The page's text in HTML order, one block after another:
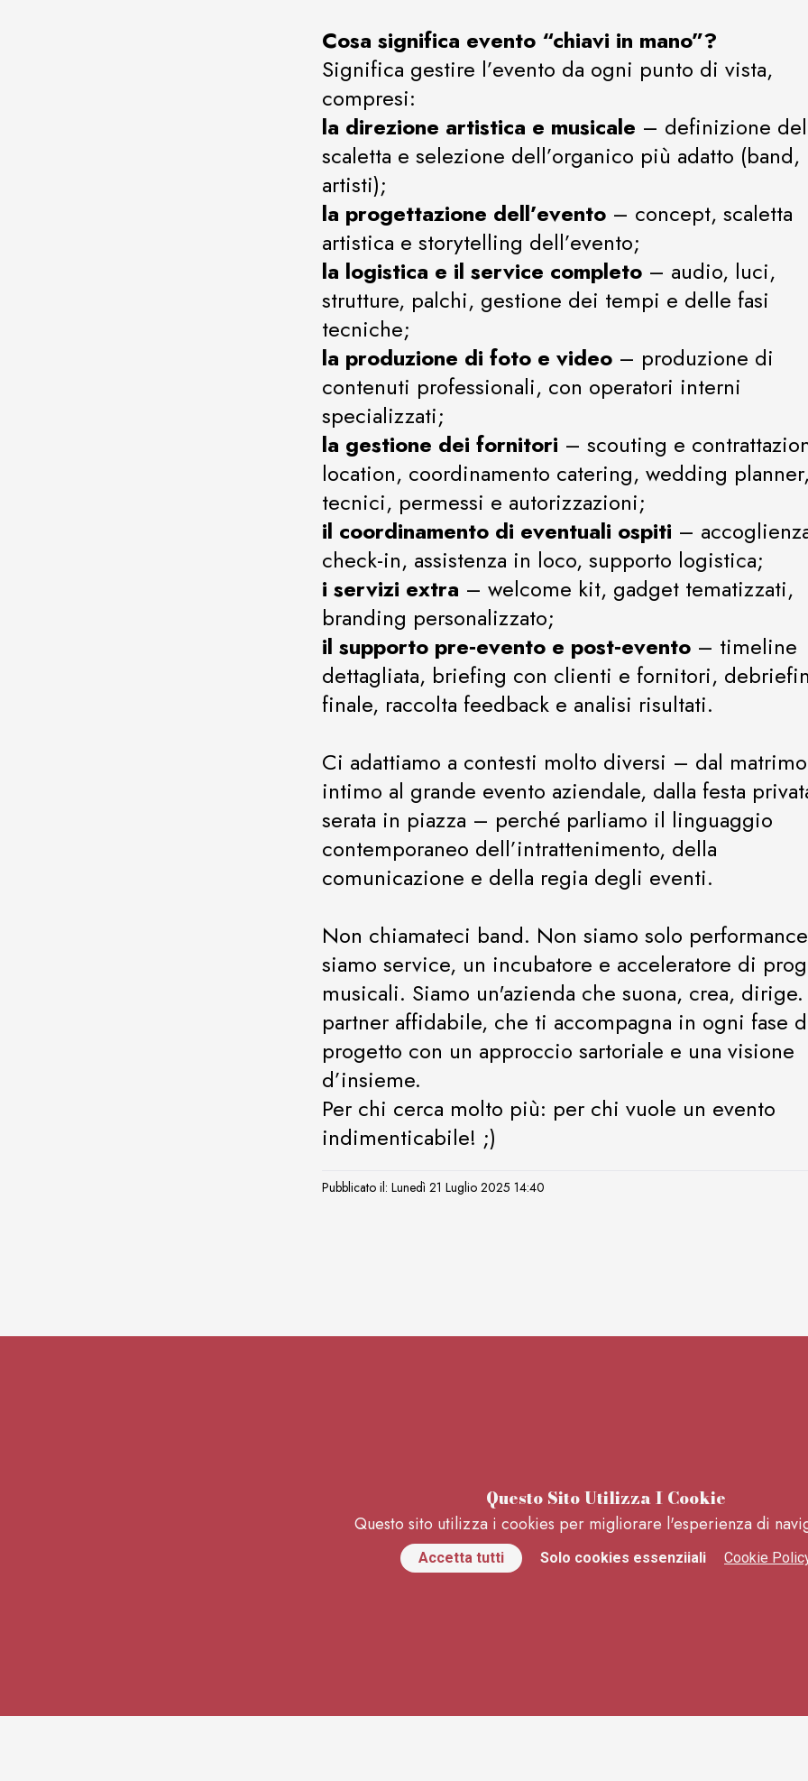
Cosa significa evento “chiavi in mano”?
Significa gestire l’evento da ogni punto di vista,
compresi:
la direzione artistica e musicale – definizione
scaletta e selezione dell’organico più adatto (band,
artisti);
la progettazione dell’evento – concept, scaletta
artistica e storytelling dell’evento;
la logistica e il service completo – audio, luci,
strutture, palchi, gestione dei tempi e delle fasi
tecniche;
la produzione di foto e video – produzione di
contenuti professionali, con operatori interni
specializzati;
la gestione dei fornitori – scouting e
location, coordinamento catering, wedding planner,
tecnici, permessi e autorizzazioni;
il coordinamento di eventuali ospiti –
check-in, assistenza in loco, supporto logistica;
i servizi extra – welcome kit, gadget tematizzati,
branding personalizzato;
il supporto pre‑evento e post‑evento – timeline
dettagliata, briefing con clienti e fornitori,
finale, raccolta feedback e analisi risultati.
Ci adattiamo a contesti molto diversi – dal
intimo al grande evento aziendale, dalla festa
serata in piazza – perché parliamo il linguaggio
contemporaneo dell’intrattenimento, della
comunicazione e della regia degli eventi.
Non chiamateci band. Non siamo solo
siamo service, un incubatore e acceleratore di
musicali. Siamo un'azienda che suona, crea, dirige.
partner affidabile, che ti accompagna in ogni fase
progetto con un approccio sartoriale e una visione
d’insieme.
Per chi cerca molto più: per chi vuole un evento
indimenticabile! ;)
Pubblicato il: Lunedì 21 Luglio 2025 14:40
Questo Sito Utilizza I Cookie
Questo sito utilizza i cookies per migliorare l'esperienza di
Accetta tutti Solo cookies essenziiali Cookie